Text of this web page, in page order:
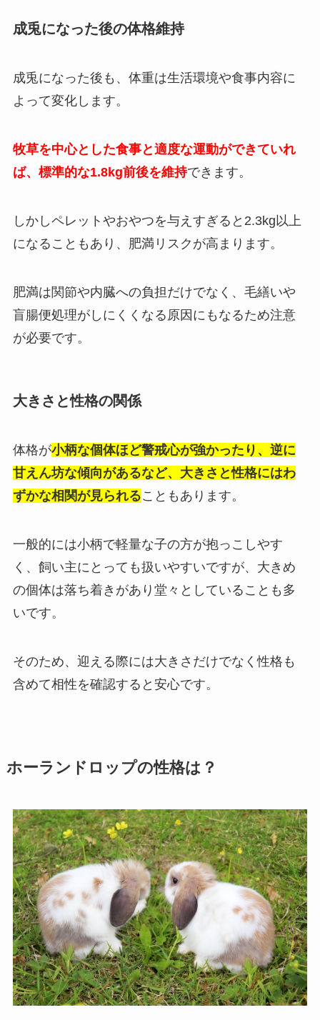
成兎になった後の体格維持
成兎になった後も、体重は生活環境や食事内容に
よって変化します。
牧草を中心とした食事と適度な運動ができていれ
ば、標準的な1.8kg前後を維持できます。
しかしペレットやおやつを与えすぎると2.3kg以上
になることもあり、肥満リスクが高まります。
肥満は関節や内臓への負担だけでなく、毛繕いや
盲腸便処理がしにくくなる原因にもなるため注意
が必要です。
大きさと性格の関係
体格が小柄な個体ほど警戒心が強かったり、逆に
甘えん坊な傾向があるなど、大きさと性格にはわ
ずかな相関が見られることもあります。
一般的には小柄で軽量な子の方が抱っこしやす
く、飼い主にとっても扱いやすいですが、大きめ
の個体は落ち着きがあり堂々としていることも多
いです。
そのため、迎える際には大きさだけでなく性格も
含めて相性を確認すると安心です。
ホーランドロップの性格は？